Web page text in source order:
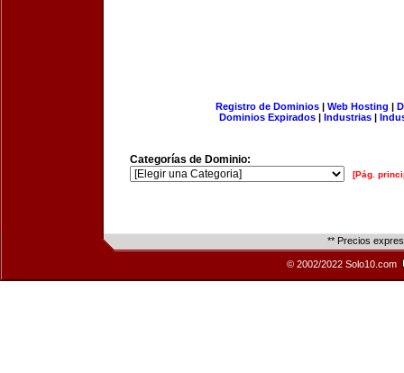
Registro de Dominios| Web Hosting |
Dominios Expirados | Industrias |
Categorías de Dominio:
[Pág.
** Precios
© 2002/2022 Solo10.com